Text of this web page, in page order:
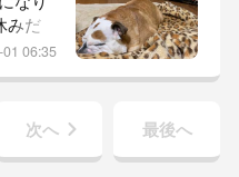
みだ
と 変
と
幸せ
っこ
06:35
次へ 最後へ